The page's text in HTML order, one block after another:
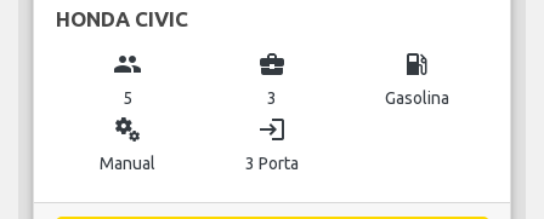
HONDA CIVIC
group
5
business_center
3
local_gas_station
Gasolina
miscellaneous_services
Manual
login
3 Porta